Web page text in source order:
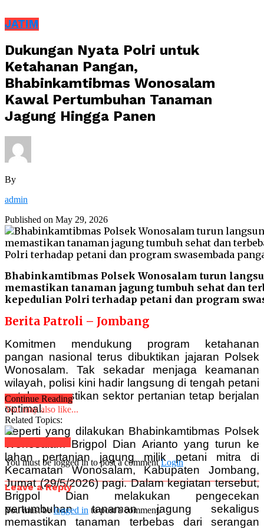
JATIM
Dukungan Nyata Polri untuk
Ketahanan Pangan,
Bhabinkamtibmas Wonosalam
Kawal Pertumbuhan Tanaman
Jagung Hingga Panen
By
admin
Published on May 29, 2026
Bhabinkamtibmas Polsek Wonosalam turun
memastikan tanaman jagung tumbuh sehat dan
kepedulian Polri terhadap petani dan program
Berita Patroli – Jombang
Komitmen mendukung program ketahanan
pangan nasional terus dibuktikan jajaran Polsek
Wonosalam. Tak sekadar menjaga keamanan
wilayah, polisi kini hadir langsung di tengah petani
untuk memastikan sektor pertanian tetap berjalan
optimal.
Seperti yang dilakukan Bhabinkamtibmas Polsek
Wonosalam Brigpol Dian Arianto yang turun ke
lahan pertanian jagung milik petani mitra di
Kecamatan Wonosalam, Kabupaten Jombang,
Jumat (29/5/2026) pagi. Dalam kegiatan tersebut,
Brigpol Dian melakukan pengecekan
pertumbuhan tanaman jagung sekaligus
memastikan tanaman terbebas dari serangan
Continue Reading
You may also like...
Related Topics:
You must be logged in to post a commentLogin
Leave a Reply
You must belogged in to post a comment.